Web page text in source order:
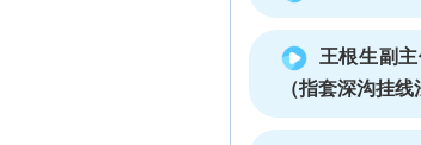
王根生副
（指套深沟挂线